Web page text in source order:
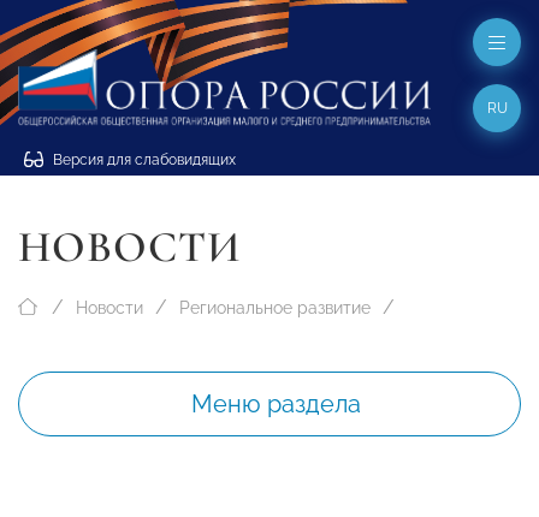
Версия для слабовидящих
RU
НОВОСТИ
Новости Региональное развитие
Меню раздела